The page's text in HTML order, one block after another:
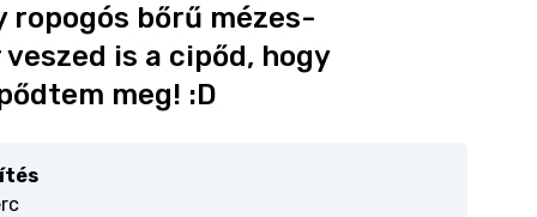
bőrű mézes-
is a cipőd, hogy
meg! :D